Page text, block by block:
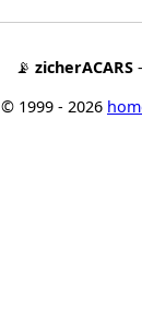
📡 zicherACARS
© 1999 - 2026